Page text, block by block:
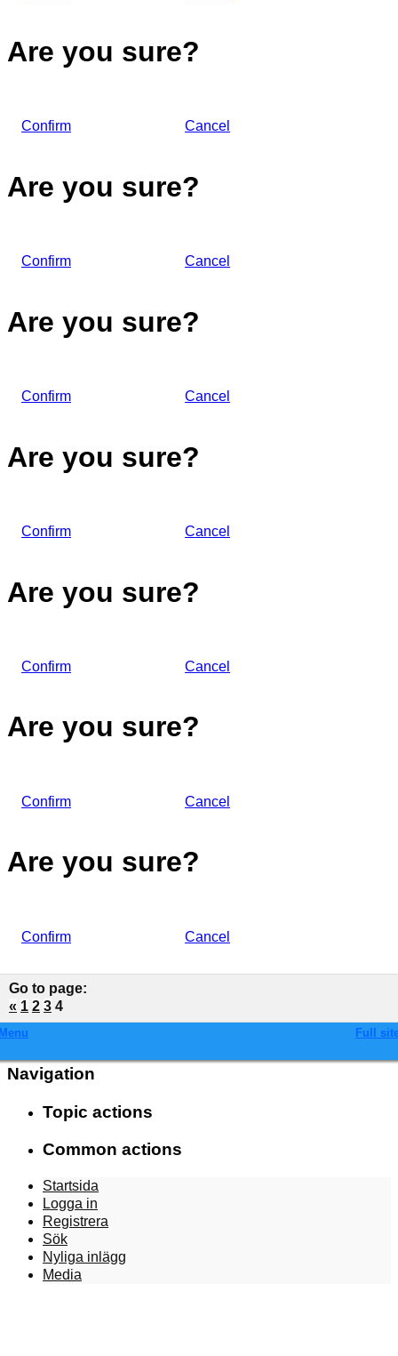
Are you sure?
Confirm Cancel
Are you sure?
Confirm Cancel
Are you sure?
Confirm Cancel
Are you sure?
Confirm Cancel
Are you sure?
Confirm Cancel
Are you sure?
Confirm Cancel
Are you sure?
Confirm Cancel
Go to page:
« 1 2 3 4
Full
Navigation
Topic actions
Common actions
Startsida
Logga in
Registrera
Sök
Nyliga inlägg
Media